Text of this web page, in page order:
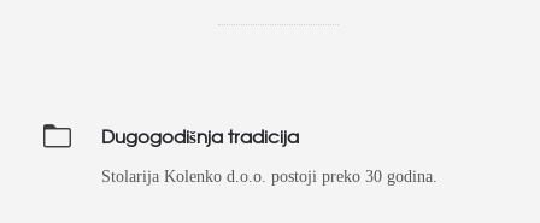
Dugogodišnja tradicija
Stolarija Kolenko d.o.o. postoji preko 30 godina.